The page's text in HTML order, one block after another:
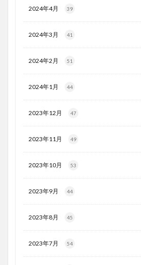
2024年4月 39
2024年3月 41
2024年2月 51
2024年1月 44
2023年12月 47
2023年11月 49
2023年10月 53
2023年9月 44
2023年8月 45
2023年7月 54